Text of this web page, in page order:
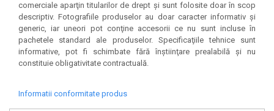
comerciale aparţin titularilor de drept şi sunt folosite doar în scop
descriptiv. Fotografiile produselor au doar caracter informativ şi
generic, iar uneori pot conţine accesorii ce nu sunt incluse în
pachetele standard ale produselor. Specificaţiile tehnice sunt
informative, pot fi schimbate fără înştiinţare prealabilă şi nu
constituie obligativitate contractuală.
Informatii conformitate produs